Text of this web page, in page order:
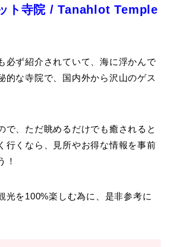
ト寺院 / Tanahlot Temple
必ず紹介されていて、海に浮かんで
的な寺院で、国内外から沢山のゲス
で、ただ眺めるだけでも癒されると
行くなら、見所やお得な情報を事前
！
光を100%楽しむ為に、是非参考に